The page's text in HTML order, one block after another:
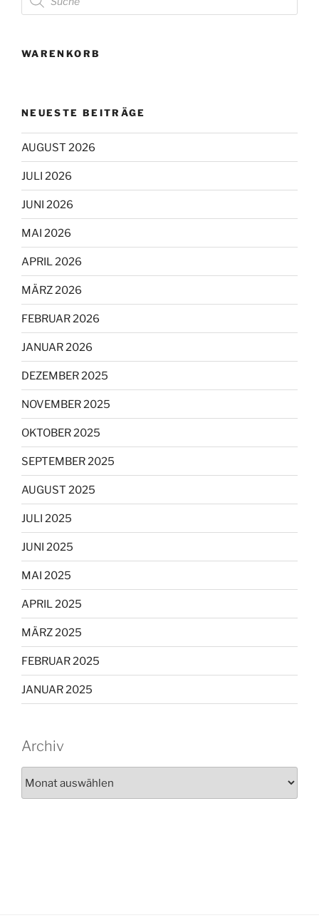
WARENKORB
NEUESTE BEITRÄGE
AUGUST 2026
JULI 2026
JUNI 2026
MAI 2026
APRIL 2026
MÄRZ 2026
FEBRUAR 2026
JANUAR 2026
DEZEMBER 2025
NOVEMBER 2025
OKTOBER 2025
SEPTEMBER 2025
AUGUST 2025
JULI 2025
JUNI 2025
MAI 2025
APRIL 2025
MÄRZ 2025
FEBRUAR 2025
JANUAR 2025
Archiv